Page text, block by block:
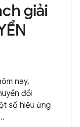
giải
nay,
đổi
số hiệu ứng